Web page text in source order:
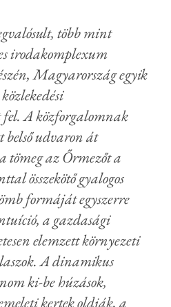
több mint
irodakomplexum
Magyarország egyik
fel. A közforgalomnak
udvaron át
tömeg az Őrmezőt a
összekötő gyalogos
formáját egyszerre
a gazdasági
elemzett környezeti
A dinamikus
ki-be húzások,
kertek oldják, a